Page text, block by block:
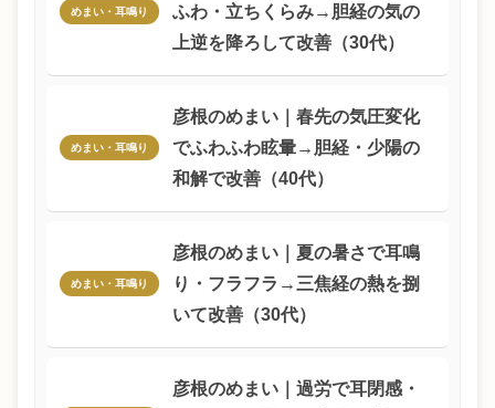
めまい・耳鳴り
ふわ・立ちくらみ→胆経の気の
上逆を降ろして改善（30代）
めまい・耳鳴り
彦根のめまい｜春先の気圧変化
でふわふわ眩暈→胆経・少陽の
和解で改善（40代）
めまい・耳鳴り
彦根のめまい｜夏の暑さで耳鳴
り・フラフラ→三焦経の熱を捌
いて改善（30代）
彦根のめまい｜過労で耳閉感・